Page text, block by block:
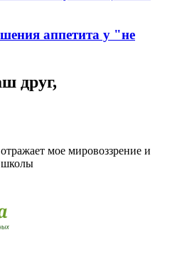
аппетита у "не
друг,
мое мировоззрение и